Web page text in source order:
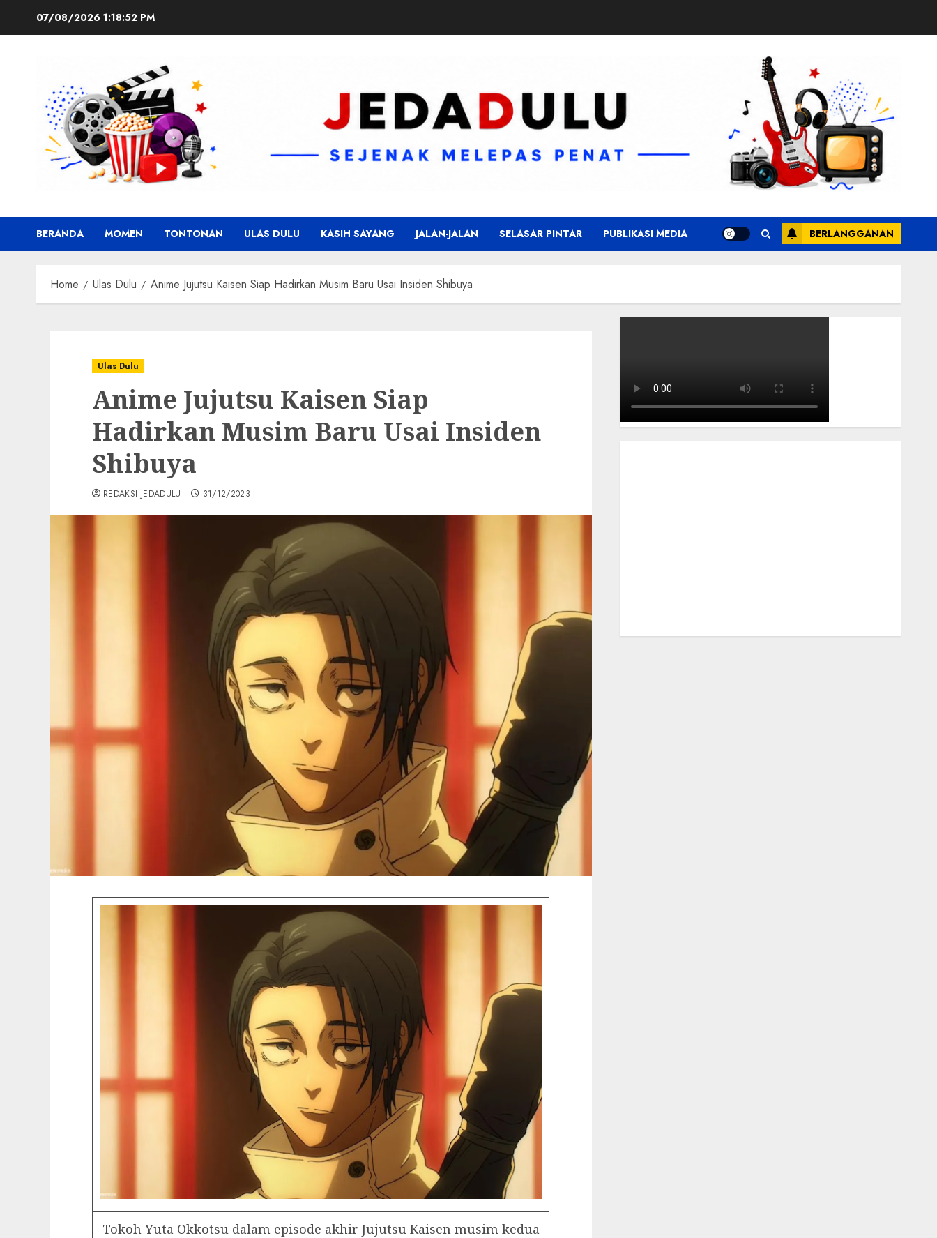
07/08/2026 1:18:53 PM
BERANDA MOMEN TONTONAN ULAS DULU KASIH SAYANG JALAN-JALAN SELASAR PINTAR PUBLIKASI MEDIA BERLANGGANAN
Home Ulas Dulu Anime Jujutsu Kaisen Siap Hadirkan Musim Baru Usai Insiden Shibuya
Ulas Dulu
Anime Jujutsu Kaisen Siap
Hadirkan Musim Baru Usai Insiden
Shibuya
REDAKSI JEDADULU 31/12/2023
Tokoh Yuta Okkotsu dalam episode akhir Jujutsu Kaisen musim kedua